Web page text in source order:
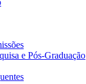
e Pós-Graduação